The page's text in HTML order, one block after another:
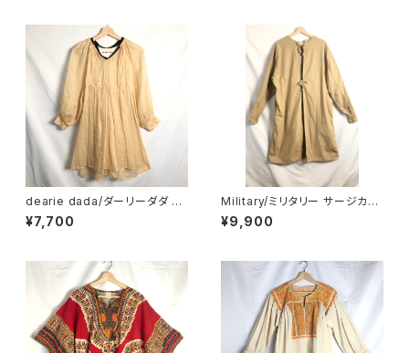
dearie dada/ダーリーダダ シ
ースルー スモック ブラウス
¥7,700
Military/ミリタリー サージカル
ガウン
¥9,900